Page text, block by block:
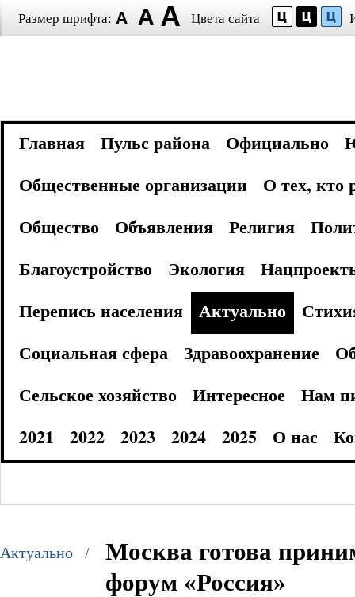
Размер шрифта: Цвета сайта
Главная Пульс района Официально
Общественные организации
О тех, кто
Общество
Объявления Религия
Благоустройство
Экология
Перепись населения
Актуально
Социальная сфера
Здравоохранение
Сельское хозяйство
Интересное
Нам
2021
2022 2023 2024 2025 О нас
Актуально /
Москва готова
форум «Россия»